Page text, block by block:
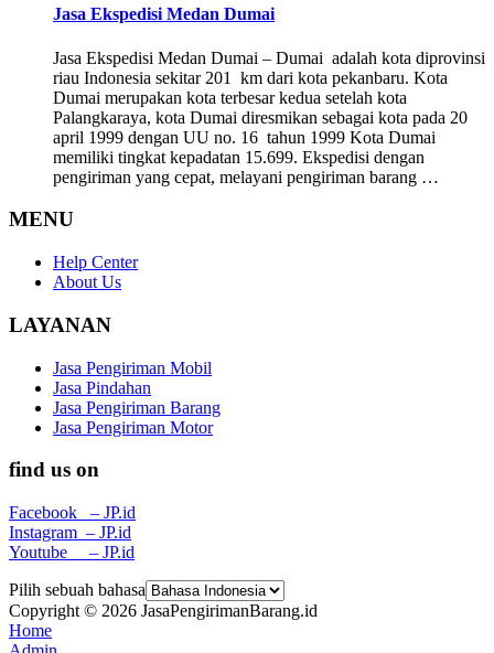
Jasa Ekspedisi Medan Dumai
Jasa Ekspedisi Medan Dumai – Dumai adalah kota diprovinsi
riau Indonesia sekitar 201 km dari kota pekanbaru. Kota
Dumai merupakan kota terbesar kedua setelah kota
Palangkaraya, kota Dumai diresmikan sebagai kota pada 20
april 1999 dengan UU no. 16 tahun 1999 Kota Dumai
memiliki tingkat kepadatan 15.699. Ekspedisi dengan
pengiriman yang cepat, melayani pengiriman barang …
MENU
Help Center
About Us
LAYANAN
Jasa Pengiriman Mobil
Jasa Pindahan
Jasa Pengiriman Barang
Jasa Pengiriman Motor
find us on
Facebook – JP.id
Instagram – JP.id
Youtube – JP.id
Pilih sebuah bahasa
Copyright © 2026 JasaPengirimanBarang.id
Home